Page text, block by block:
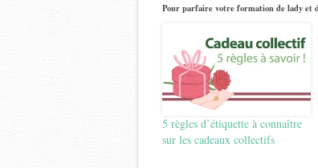
Pour parfaire votre formation de lady et
5 règles d’étiquette à connaître
sur les cadeaux collectifs